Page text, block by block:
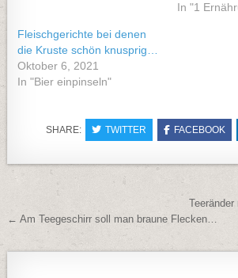
In "1
Fleischgerichte bei denen
die Kruste schön knusprig…
Oktober 6, 2021
In "Bier einpinseln"
SHARE: TWITTER FACEBOOK
Beitragsnavigation
← Am Teegeschirr soll man braune Flecken…